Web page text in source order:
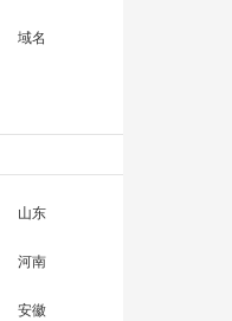
域名
山东
河南
安徽